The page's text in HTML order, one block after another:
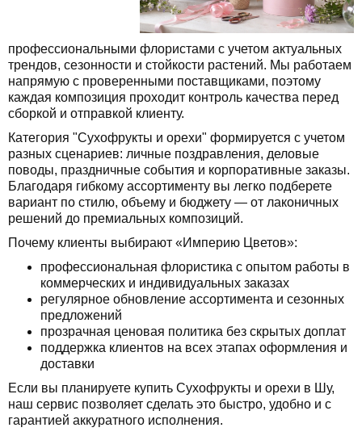
профессиональными флористами с учетом актуальных
трендов, сезонности и стойкости растений. Мы работаем
напрямую с проверенными поставщиками, поэтому
каждая композиция проходит контроль качества перед
сборкой и отправкой клиенту.
Категория "Сухофрукты и орехи" формируется с учетом
разных сценариев: личные поздравления, деловые
поводы, праздничные события и корпоративные заказы.
Благодаря гибкому ассортименту вы легко подберете
вариант по стилю, объему и бюджету — от лаконичных
решений до премиальных композиций.
Почему клиенты выбирают «Империю Цветов»:
профессиональная флористика с опытом работы в
коммерческих и индивидуальных заказах
регулярное обновление ассортимента и сезонных
предложений
прозрачная ценовая политика без скрытых доплат
поддержка клиентов на всех этапах оформления и
доставки
Если вы планируете купить Сухофрукты и орехи в Шу,
наш сервис позволяет сделать это быстро, удобно и с
гарантией аккуратного исполнения.